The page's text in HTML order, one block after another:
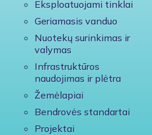
Eksploatuojami tinklai
Geriamasis vanduo
Nuotekų surinkimas ir
valymas
Infrastruktūros
naudojimas ir plėtra
Žemėlapiai
Bendrovės standartai
Projektai